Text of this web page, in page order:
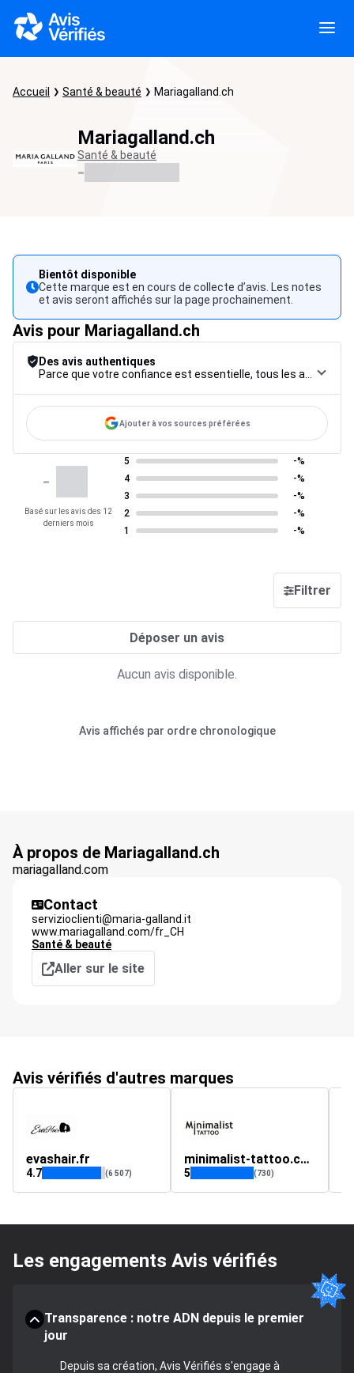
Accueil Santé & beauté Mariagalland.ch
Mariagalland.ch
Santé & beauté
-
Bientôt disponible
Cette marque est en cours de collecte d’avis. Les notes
et avis seront affichés sur la page prochainement.
Avis pour Mariagalland.ch
Des avis authentiques
Ajouter à vos sources préférées
-
Basé sur les avis des 12
derniers mois
5
-%
4
-%
3
-%
2
-%
1
-%
Filtrer
Déposer un avis
Aucun avis disponible.
Avis affichés par ordre chronologique
À propos de Mariagalland.ch
mariagalland.com
Contact
servizioclienti@maria-galland.it
www.mariagalland.com/fr_CH
Santé & beauté
Aller sur le site
Avis vérifiés d'autres marques
evashair.fr
4.7 (6 507)
minimalist-tattoo.com
5 (730)
Les engagements Avis vérifiés
Transparence : notre ADN depuis le premier
jour
Depuis sa création, Avis Vérifiés s'engage à